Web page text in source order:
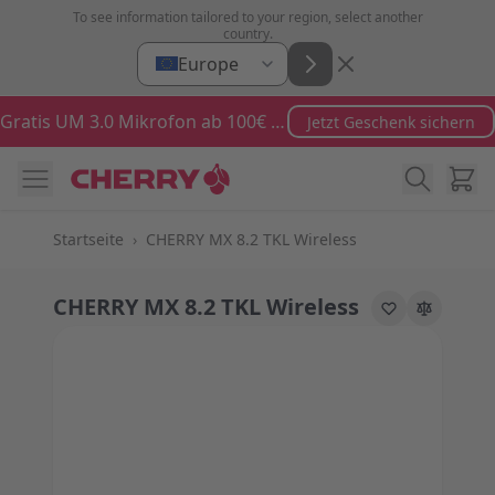
Zum Inhalt springen
To see information tailored to your region, select another
country.
Europe
Gratis UM 3.0 Mikrofon ab 100€ Bestellwert Jetzt Geschenk sichern
Startseite › CHERRY MX 8.2 TKL Wireless
CHERRY MX 8.2 TKL Wireless